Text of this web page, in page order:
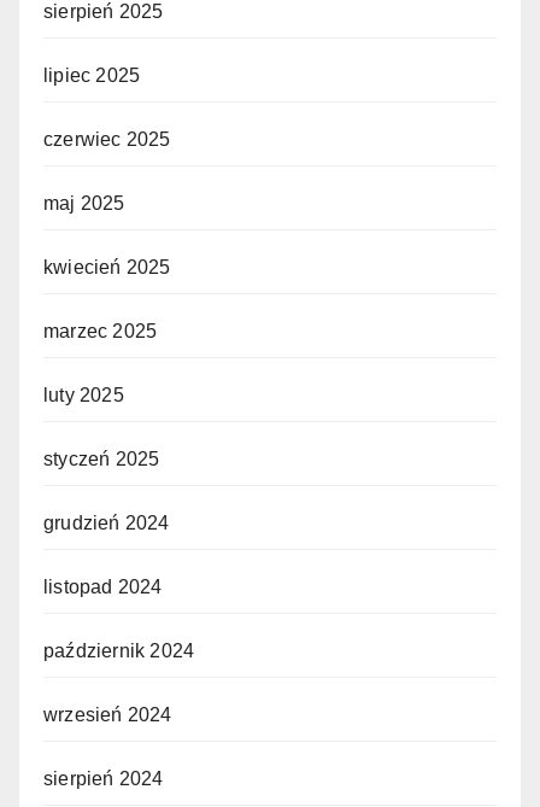
sierpień 2025
lipiec 2025
czerwiec 2025
maj 2025
kwiecień 2025
marzec 2025
luty 2025
styczeń 2025
grudzień 2024
listopad 2024
październik 2024
wrzesień 2024
sierpień 2024